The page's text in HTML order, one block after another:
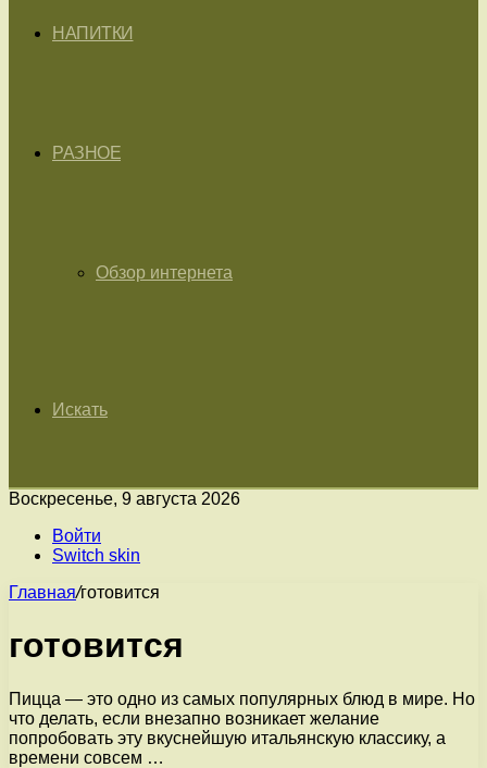
НАПИТКИ
РАЗНОЕ
Обзор интернета
Искать
Воскресенье, 9 августа 2026
Войти
Switch skin
Главная/готовится
готовится
Пицца — это одно из самых популярных блюд в мире. Но
что делать, если внезапно возникает желание
попробовать эту вкуснейшую итальянскую классику, а
времени совсем …